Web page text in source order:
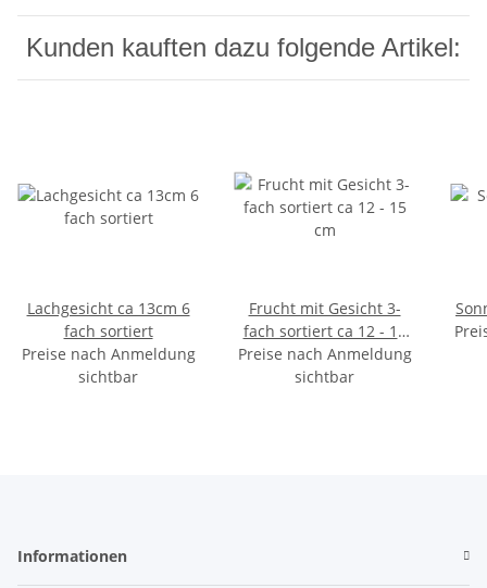
Kunden kauften dazu folgende Artikel:
Lachgesicht ca 13cm 6
fach sortiert
Preise nach Anmeldung
sichtbar
Frucht mit Gesicht 3-
fach sortiert ca 12 - 15
cm
Preise nach Anmeldung
sichtbar
Informationen